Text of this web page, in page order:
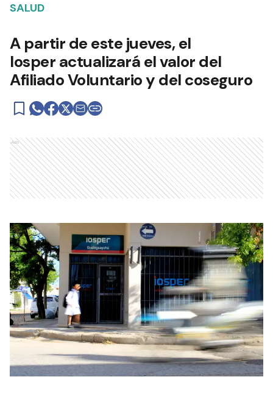
SALUD
A partir de este jueves, el
Iosper actualizará el valor del
Afiliado Voluntario y del coseguro
Ads